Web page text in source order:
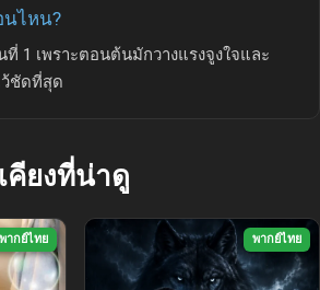
นไหน?
1 เพราะตอนต้นมักวางแรงจูงใจและ
ชัดที่สุด
คียงที่น่าดู
พากย์ไทย พากย์ไทย